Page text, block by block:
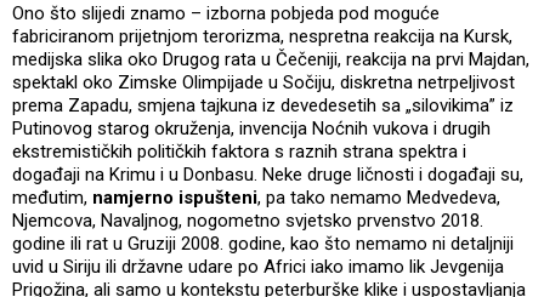
Ono što slijedi znamo – izborna pobjeda pod moguće
fabriciranom prijetnjom terorizma, nespretna reakcija na Kursk,
medijska slika oko Drugog rata u Čečeniji, reakcija na prvi Majdan,
spektakl oko Zimske Olimpijade u Sočiju, diskretna netrpeljivost
prema Zapadu, smjena tajkuna iz devedesetih sa „silovikima” iz
Putinovog starog okruženja, invencija Noćnih vukova i drugih
ekstremističkih političkih faktora s raznih strana spektra i
događaji na Krimu i u Donbasu. Neke druge ličnosti i događaji su,
međutim, namjerno ispušteni, pa tako nemamo Medvedeva,
Njemcova, Navaljnog, nogometno svjetsko prvenstvo 2018.
godine ili rat u Gruziji 2008. godine, kao što nemamo ni detaljniji
uvid u Siriju ili državne udare po Africi iako imamo lik Jevgenija
Prigožina, ali samo u kontekstu peterburške klike i uspostavljanja